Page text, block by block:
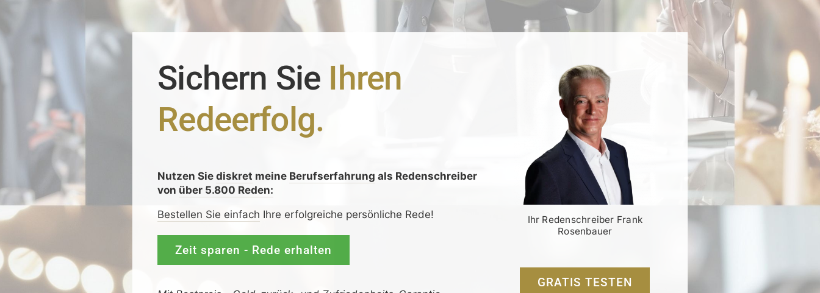
Sichern Sie Ihren
Redeerfolg.
Nutzen Siediskret meine Berufserfahrung als Redenschreiber
von über 5.800 Reden:
Bestellen Sie einfach Ihre erfolgreiche persönliche Rede!
Zeit sparen - Rede erhalten
Ihr Redenschreiber Frank
Rosenbauer
GRATIS TESTEN